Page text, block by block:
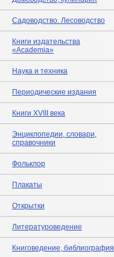
Садоводство. Лесоводство
Книги издательства
«Academia»
Наука и техника
Периодические издания
Книги XVIII века
Энциклопедии, словари,
справочники
Фольклор
Плакаты
Открытки
Литературоведение
Книговедение, библиография